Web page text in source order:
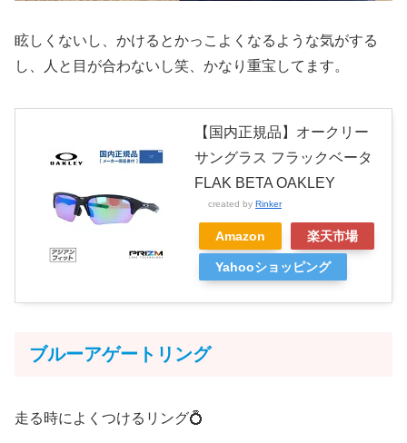
眩しくないし、かけるとかっこよくなるような気がする
し、人と目が合わないし笑、かなり重宝してます。
【国内正規品】オークリー
サングラス フラックベータ
FLAK BETA OAKLEY
created by Rinker
Amazon 楽天市場
Yahooショッピング
ブルーアゲートリング
走る時によくつけるリング💍